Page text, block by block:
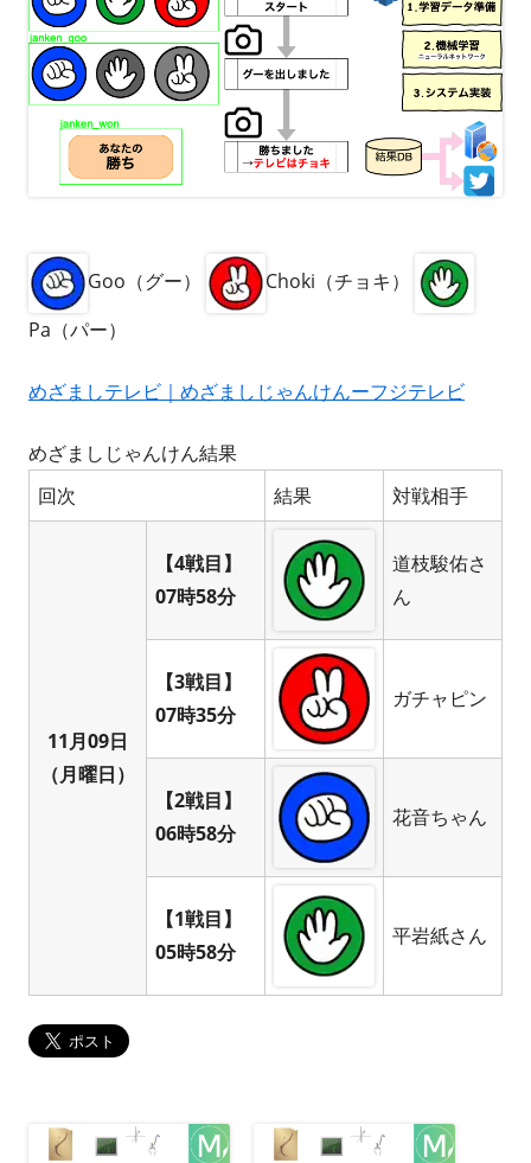
Goo（グー）
Choki（チョキ）
Pa（パー）
めざましテレビ｜めざましじゃんけんーフジテレビ
めざましじゃんけん結果
回次
結果 対戦相手
11月09日
（月曜日）
【4戦目】
07時58分
道枝駿佑さ
ん
【3戦目】
07時35分
ガチャピン
【2戦目】
06時58分
花音ちゃん
【1戦目】
05時58分
平岩紙さん